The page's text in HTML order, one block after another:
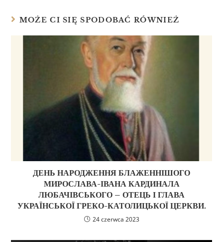
MOŻE CI SIĘ SPODOBAĆ RÓWNIEŻ
ДЕНЬ НАРОДЖЕННЯ БЛАЖЕННІШОГО
МИРОСЛАВА-ІВАНА КАРДИНАЛА
ЛЮБАЧІВСЬКОГО – ОТЕЦЬ І ГЛАВА
УКРАЇНСЬКОЇ ГРЕКО-КАТОЛИЦЬКОЇ ЦЕРКВИ.
24 czerwca 2023